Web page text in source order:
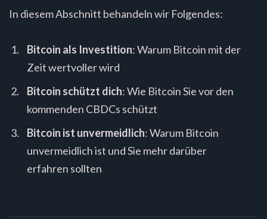
In diesem Abschnitt behandeln wir Folgendes:
Bitcoin als Investition: Warum Bitcoin mit der
Zeit wertvoller wird
Bitcoin schützt dich: Wie Bitcoin Sie vor den
kommenden CBDCs schützt
Bitcoin ist unvermeidlich: Warum Bitcoin
unvermeidlich ist und Sie mehr darüber
erfahren sollten